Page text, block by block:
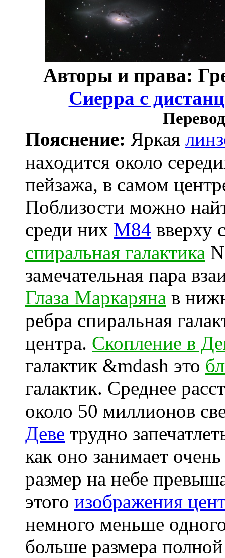
Авторы и права:
Сиерра с
Пояснение: Яркая
находится около
пейзажа, в самом
Поблизости можно
среди них M84 вверху
спиральная галактика
замечательная пара
Глаза Маркаряна в
ребра спиральная
центра. Скопление в
галактик &mdash это
галактик. Среднее
около 50 миллионов
Деве трудно
как оно занимает
размер на небе
этого изображения
немного меньше
больше размера